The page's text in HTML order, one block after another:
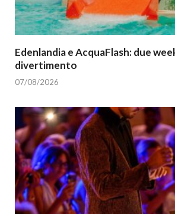
Edenlandia e AcquaFlash: due
divertimento
07/08/2026